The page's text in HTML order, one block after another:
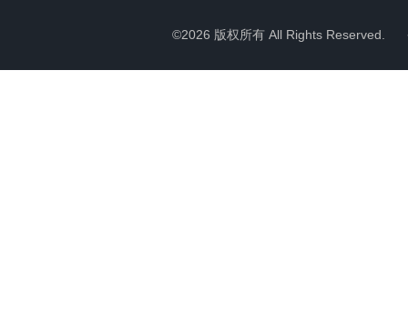
©2026 版权所有 All Rights Reserved.